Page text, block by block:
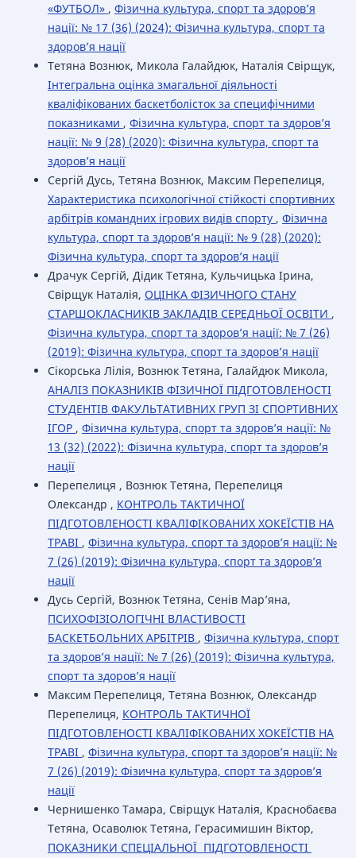
«ФУТБОЛ» , Фізична культура, спорт та здоров’я
нації: № 17 (36) (2024): Фізична культура, спорт та
здоров’я нації
Тетяна Вознюк, Микола Галайдюк, Наталія Свірщук,
Інтегральна оцінка змагальної діяльності
кваліфікованих баскетболісток за специфічними
показниками , Фізична культура, спорт та здоров’я
нації: № 9 (28) (2020): Фізична культура, спорт та
здоров’я нації
Сергій Дусь, Тетяна Вознюк, Максим Перепелиця,
Характеристика психологічної стійкості спортивних
арбітрів командних ігрових видів спорту , Фізична
культура, спорт та здоров’я нації: № 9 (28) (2020):
Фізична культура, спорт та здоров’я нації
Драчук Сергій, Дідик Тетяна, Кульчицька Ірина,
Свірщук Наталія, ОЦІНКА ФІЗИЧНОГО СТАНУ
СТАРШОКЛАСНИКІВ ЗАКЛАДІВ СЕРЕДНЬОЇ ОСВІТИ ,
Фізична культура, спорт та здоров’я нації: № 7 (26)
(2019): Фізична культура, спорт та здоров’я нації
Сікорська Лілія, Вознюк Тетяна, Галайдюк Микола,
АНАЛІЗ ПОКАЗНИКІВ ФІЗИЧНОЇ ПІДГОТОВЛЕНОСТІ
СТУДЕНТІВ ФАКУЛЬТАТИВНИХ ГРУП ЗІ СПОРТИВНИХ
ІГОР , Фізична культура, спорт та здоров’я нації: №
13 (32) (2022): Фізична культура, спорт та здоров’я
нації
Перепелиця , Вознюк Тетяна, Перепелиця
Олександр , КОНТРОЛЬ ТАКТИЧНОЇ
ПІДГОТОВЛЕНОСТІ КВАЛІФІКОВАНИХ ХОКЕЇСТІВ НА
ТРАВІ , Фізична культура, спорт та здоров’я нації: №
7 (26) (2019): Фізична культура, спорт та здоров’я
нації
Дусь Сергій, Вознюк Тетяна, Сенів Мар’яна,
ПСИХОФІЗІОЛОГІЧНІ ВЛАСТИВОСТІ
БАСКЕТБОЛЬНИХ АРБІТРІВ , Фізична культура, спорт
та здоров’я нації: № 7 (26) (2019): Фізична культура,
спорт та здоров’я нації
Максим Перепелиця, Тетяна Вознюк, Олександр
Перепелиця, КОНТРОЛЬ ТАКТИЧНОЇ
ПІДГОТОВЛЕНОСТІ КВАЛІФІКОВАНИХ ХОКЕЇСТІВ НА
ТРАВІ , Фізична культура, спорт та здоров’я нації: №
7 (26) (2019): Фізична культура, спорт та здоров’я
нації
Чернишенко Тамара, Свірщук Наталія, Краснобаєва
Тетяна, Осаволюк Тетяна, Герасимишин Віктор,
ПОКАЗНИКИ СПЕЦІАЛЬНОЇ ПІДГОТОВЛЕНОСТІ